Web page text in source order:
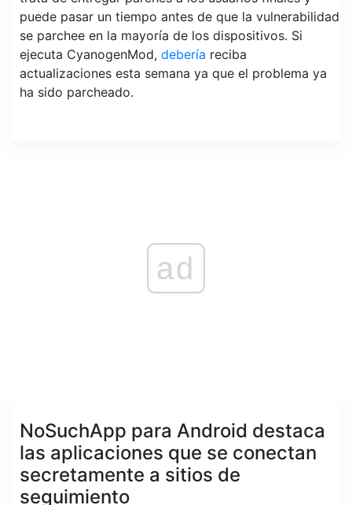
puede pasar un tiempo antes de que la vulnerabilidad
se parchee en la mayoría de los dispositivos. Si
ejecuta CyanogenMod, debería reciba
actualizaciones esta semana ya que el problema ya
ha sido parcheado.
ad
NoSuchApp para Android destaca
las aplicaciones que se conectan
secretamente a sitios de
seguimiento